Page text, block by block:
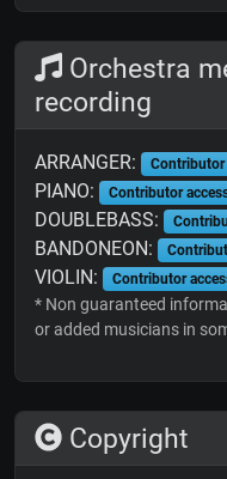
Orchestra
recording
ARRANGER: Contributor
PIANO: Contributor
DOUBLEBASS:
BANDONEON:
VIOLIN: Contributor
* Non guaranteed
or added musicians in
Copyright